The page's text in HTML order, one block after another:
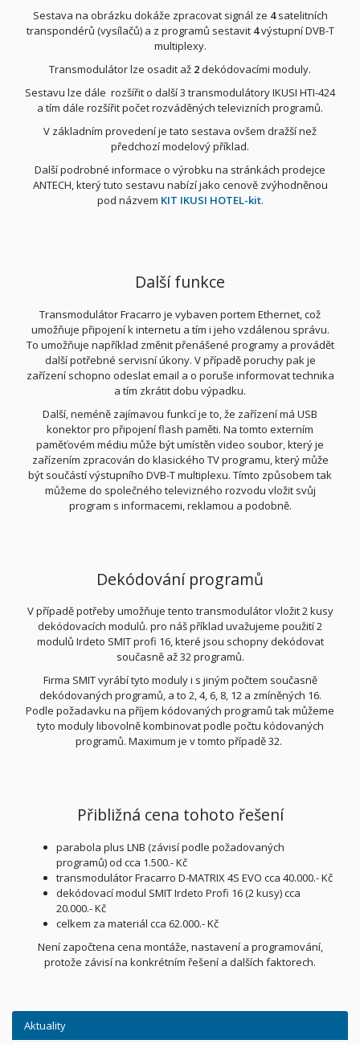
Sestava na obrázku dokáže zpracovat signál ze 4satelitních
transpondérů (vysílačů) a z programů sestavit 4výstupní DVB-T
multiplexy.
Transmodulátor lze osadit až 2dekódovacími moduly.
Sestavu lze dále rozšířit o další 3 transmodulátory IKUSI HTI-424
a tím dále rozšířit počet rozváděných televizních programů.
V základním provedení je tato sestava ovšem dražší než
předchozí modelový příklad.
Další podrobné informace o výrobku na stránkách prodejce
ANTECH, který tuto sestavu nabízí jako cenově zvýhodněnou
pod názvem KIT IKUSI HOTEL-kit.
Další funkce
Transmodulátor Fracarro je vybaven portem Ethernet, což
umožňuje připojení k internetu a tím i jeho vzdálenou správu.
To umožňuje například změnit přenášené programy a provádět
další potřebné servisní úkony. V případě poruchy pak je
zařízení schopno odeslat email a o poruše informovat technika
a tím zkrátit dobu výpadku.
Další, neméně zajímavou funkcí je to, že zařízení má USB
konektor pro připojení flash paměti. Na tomto externím
paměťovém médiu může být umístěn video soubor, který je
zařízením zpracován do klasického TV programu, který může
být součástí výstupního DVB-T multiplexu. Tímto způsobem tak
můžeme do společného televizného rozvodu vložit svůj
program s informacemi, reklamou a podobně.
Dekódování programů
V případě potřeby umožňuje tento transmodulátor vložit 2 kusy
dekódovacích modulů. pro náš příklad uvažujeme použití 2
modulů Irdeto SMIT profi 16, které jsou schopny dekódovat
současně až 32 programů.
Firma SMIT vyrábí tyto moduly i s jiným počtem současně
dekódovaných programů, a to 2, 4, 6, 8, 12 a zmíněných 16.
Podle požadavku na příjem kódovaných programů tak můžeme
tyto moduly libovolně kombinovat podle počtu kódovaných
programů. Maximum je v tomto případě 32.
Přibližná cena tohoto řešení
parabola plus LNB (závisí podle požadovaných
programů) od cca 1.500.- Kč
transmodulátor Fracarro D-MATRIX 4S EVO cca 40.000.- Kč
dekódovací modul SMIT Irdeto Profi 16 (2 kusy) cca
20.000.- Kč
celkem za materiál cca 62.000.- Kč
Není započtena cena montáže, nastavení a programování,
protože závisí na konkrétním řešení a dalších faktorech.
Aktuality